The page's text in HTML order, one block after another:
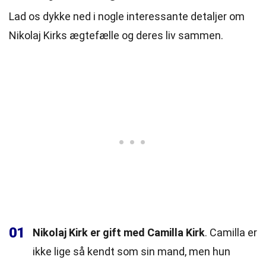
Lad os dykke ned i nogle interessante detaljer om
Nikolaj Kirks ægtefælle og deres liv sammen.
01 Nikolaj Kirk er gift med Camilla Kirk. Camilla er
ikke lige så kendt som sin mand, men hun